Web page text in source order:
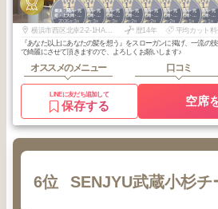
1
横浜・関内・元
町・上大岡・白
楽2026年3月
1
横浜・関内・元
町・上大岡・白
楽2026年3月
1
横浜・関内・元
町・上大岡・白
楽2026年3月
1
横浜・関内・元
町・上大岡・白
楽2026年2月
1
横浜・関内・元
町・上大岡・白
楽2026年2月
1
横浜・関内・元
町・上大岡・白
楽2026年2月
1
横浜・関内・元
町・上大岡・白
楽2026年 1 月
1
横浜・関内・元
町・上大岡・白
楽2026年 1 月
横浜
町・
楽
横浜市西区北幸2-2-1HAMABOWLEAS 3F 歴14年
平均カット料
『あなた以上にあなたの髪を想う』をスローガンに掲げ、一流の
で綺麗にさせて頂きますので、よろしくお願いします♪
オススメのメニュー 口コミ
LINEに友だち追加して
保存する 空席
6位 SENJYU武蔵小杉チ